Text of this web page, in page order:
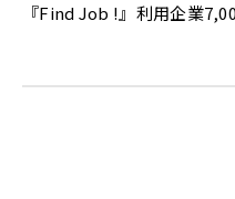
『Find Job !』利用企業